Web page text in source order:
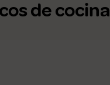
de cocina